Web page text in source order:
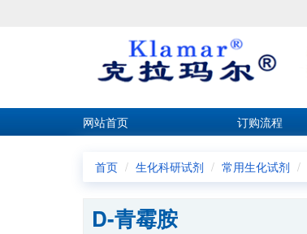
网站首页 订购流程
首页 生化科研试剂 常用生化试剂
D-青霉胺